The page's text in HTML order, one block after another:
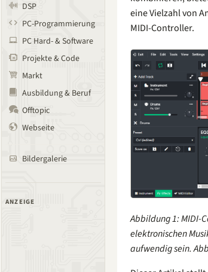
DSP
PC-Programmierung
PC Hard- & Software
Projekte & Code
Markt
Ausbildung & Beruf
Offtopic
Webseite
Bildergalerie
ANZEIGE
eine Vielzahl von
MIDI-Controller.
Abbildung 1: MIDI-
elektronischen
aufwendig sein.